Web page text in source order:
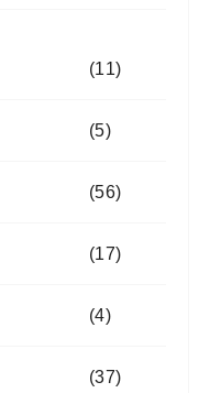
(11)
(5)
(56)
(17)
(4)
(37)